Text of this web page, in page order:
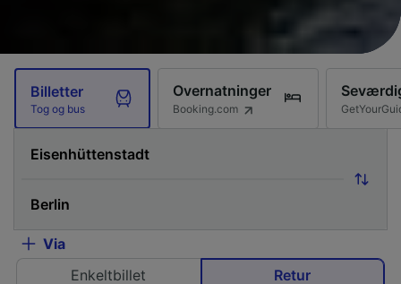
Billetter
Tog og bus
Overnatninger
Booking.com
Via
Enkeltbillet
Retur